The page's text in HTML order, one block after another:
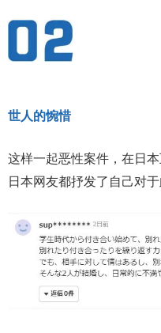
世人的惋惜
这样一起恶性案件，在日
日本网友都抒发了自己对于